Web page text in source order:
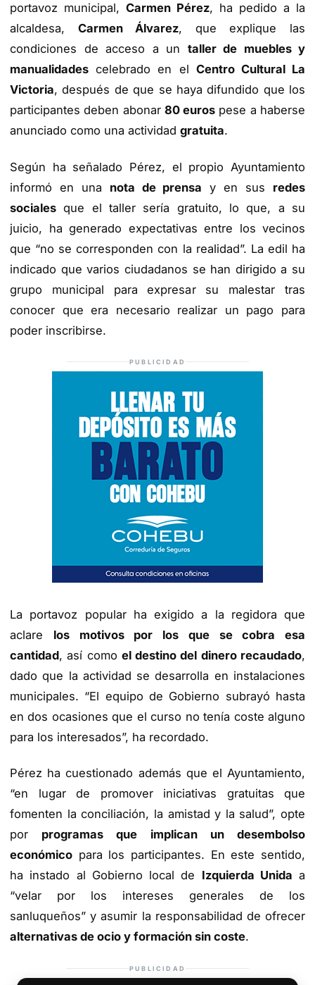
portavoz municipal, Carmen Pérez, ha pedido a la
alcaldesa, Carmen Álvarez, que explique las
condiciones de acceso a un taller de muebles y
manualidades celebrado en el Centro Cultural La
Victoria, después de que se haya difundido que los
participantes deben abonar 80 euros pese a haberse
anunciado como una actividad gratuita.
Según ha señalado Pérez, el propio Ayuntamiento
informó en una nota de prensa y en sus redes
sociales que el taller sería gratuito, lo que, a su
juicio, ha generado expectativas entre los vecinos
que “no se corresponden con la realidad”. La edil ha
indicado que varios ciudadanos se han dirigido a su
grupo municipal para expresar su malestar tras
conocer que era necesario realizar un pago para
poder inscribirse.
PUBLICIDAD
La portavoz popular ha exigido a la regidora que
aclare los motivos por los que se cobra esa
cantidad, así como el destino del dinero recaudado,
dado que la actividad se desarrolla en instalaciones
municipales. “El equipo de Gobierno subrayó hasta
en dos ocasiones que el curso no tenía coste alguno
para los interesados”, ha recordado.
Pérez ha cuestionado además que el Ayuntamiento,
“en lugar de promover iniciativas gratuitas que
fomenten la conciliación, la amistad y la salud”, opte
por programas que implican un desembolso
económico para los participantes. En este sentido,
ha instado al Gobierno local de Izquierda Unida a
“velar por los intereses generales de los
sanluqueños” y asumir la responsabilidad de ofrecer
alternativas de ocio y formación sin coste.
PUBLICIDAD